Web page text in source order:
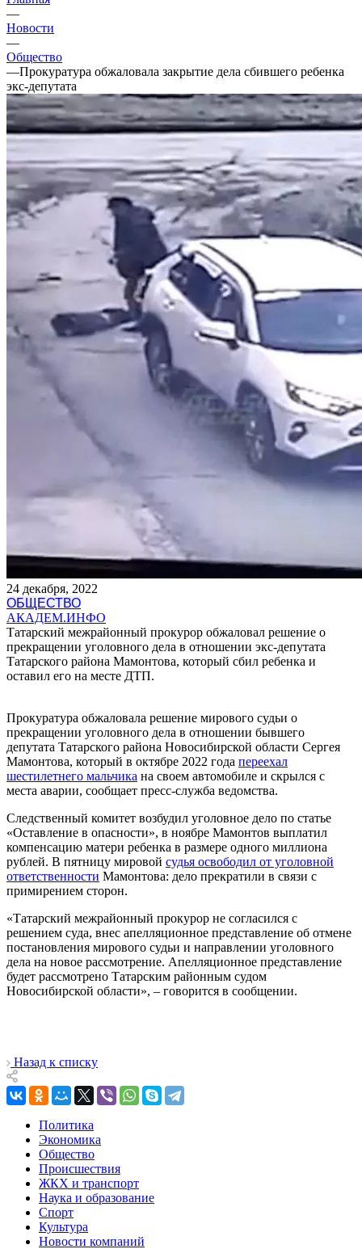
—
Новости
—
Общество
—Прокуратура обжаловала закрытие дела сбившего ребенка
экс-депутата
24 декабря, 2022
ОБЩЕСТВО
АКАДЕМ.ИНФО
Татарский межрайонный прокурор обжаловал решение о
прекращении уголовного дела в отношении экс-депутата
Татарского района Мамонтова, который сбил ребенка и
оставил его на месте ДТП.
Прокуратура обжаловала решение мирового судьи о
прекращении уголовного дела в отношении бывшего
депутата Татарского района Новосибирской области Сергея
Мамонтова, который в октябре 2022 года переехал
шестилетнего мальчика на своем автомобиле и скрылся с
места аварии, сообщает пресс-служба ведомства.
Следственный комитет возбудил уголовное дело по статье
«Оставление в опасности», в ноябре Мамонтов выплатил
компенсацию матери ребенка в размере одного миллиона
рублей. В пятницу мировой судья освободил от уголовной
ответственности Мамонтова: дело прекратили в связи с
примирением сторон.
«Татарский межрайонный прокурор не согласился с
решением суда, внес апелляционное представление об отмене
постановления мирового судьи и направлении уголовного
дела на новое рассмотрение. Апелляционное представление
будет рассмотрено Татарским районным судом
Новосибирской области», – говорится в сообщении.
Назад к списку
Политика
Экономика
Общество
Происшествия
ЖКХ и транспорт
Наука и образование
Спорт
Культура
Новости компаний